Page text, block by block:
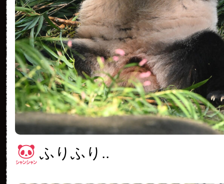
ふりふり..